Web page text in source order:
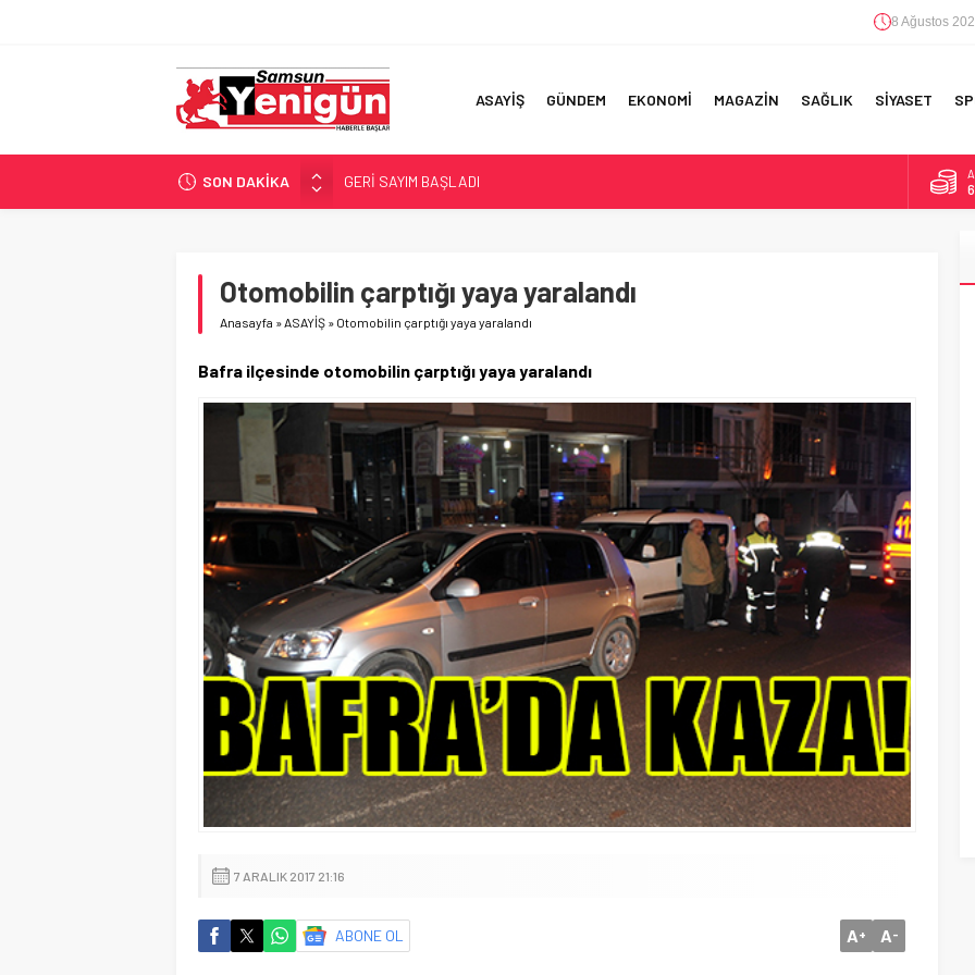
8 Ağustos
ASAYİŞ GÜNDEM EKONOMİ MAGAZİN SAĞLIK SİYASET
SON DAKİKA
GERİ SAYIM BAŞLADI
SAMSUNSPOR’DA HEDEF 5’İNCİLİK!
İŞTE FINDIK FİYATI!
YÖNETİCİ SEÇERKEN YAPILAN EN BÜYÜK HATALAR
Otomobilin çarptığı yaya yaralandı
Anasayfa »ASAYİŞ » Otomobilin çarptığı yaya yaralandı
Bafra ilçesinde otomobilin çarptığı yaya yaralandı
7 ARALIK 2017 21:16
ABONE OL A+ A-